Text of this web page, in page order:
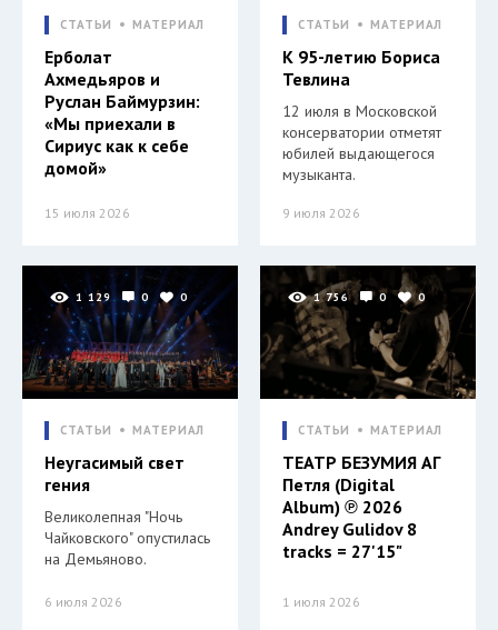
СТАТЬИ МАТЕРИАЛ
Ерболат
Ахмедьяров и
Руслан Баймурзин:
«Мы приехали в
Сириус как к себе
домой»
15 июля 2026
СТАТЬИ МАТЕРИАЛ
К 95-летию Бориса
Тевлина
12 июля в Московской
консерватории отметят
юбилей выдающегося
музыканта.
9 июля 2026
1 129 0 0
СТАТЬИ МАТЕРИАЛ
Неугасимый свет
гения
Великолепная "Ночь
Чайковского" опустилась
на Демьяново.
6 июля 2026
1 756 0 0
СТАТЬИ МАТЕРИАЛ
ТЕАТР БЕЗУМИЯ АГ
Петля (Digital
Album) ℗ 2026
Andrey Gulidov 8
tracks = 27'15"
1 июля 2026